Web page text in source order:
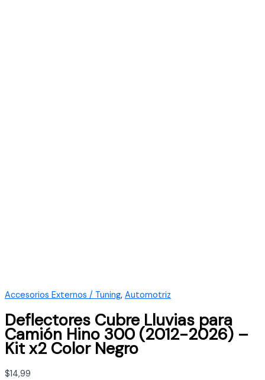
Accesorios Externos / Tuning, Automotriz
Deflectores Cubre Lluvias para
Camión Hino 300 (2012-2026) –
Kit x2 Color Negro
$14,99